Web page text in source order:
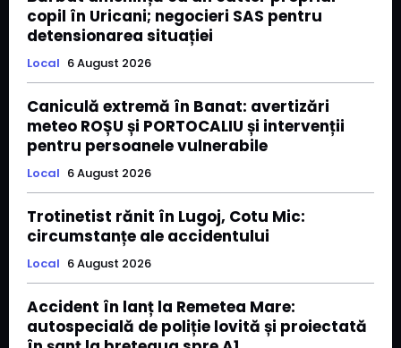
copil în Uricani; negocieri SAS pentru
detensionarea situației
Local 6 August 2026
Caniculă extremă în Banat: avertizări
meteo ROȘU și PORTOCALIU și intervenții
pentru persoanele vulnerabile
Local 6 August 2026
Trotinetist rănit în Lugoj, Cotu Mic:
circumstanțe ale accidentului
Local 6 August 2026
Accident în lanț la Remetea Mare:
autospecială de poliție lovită și proiectată